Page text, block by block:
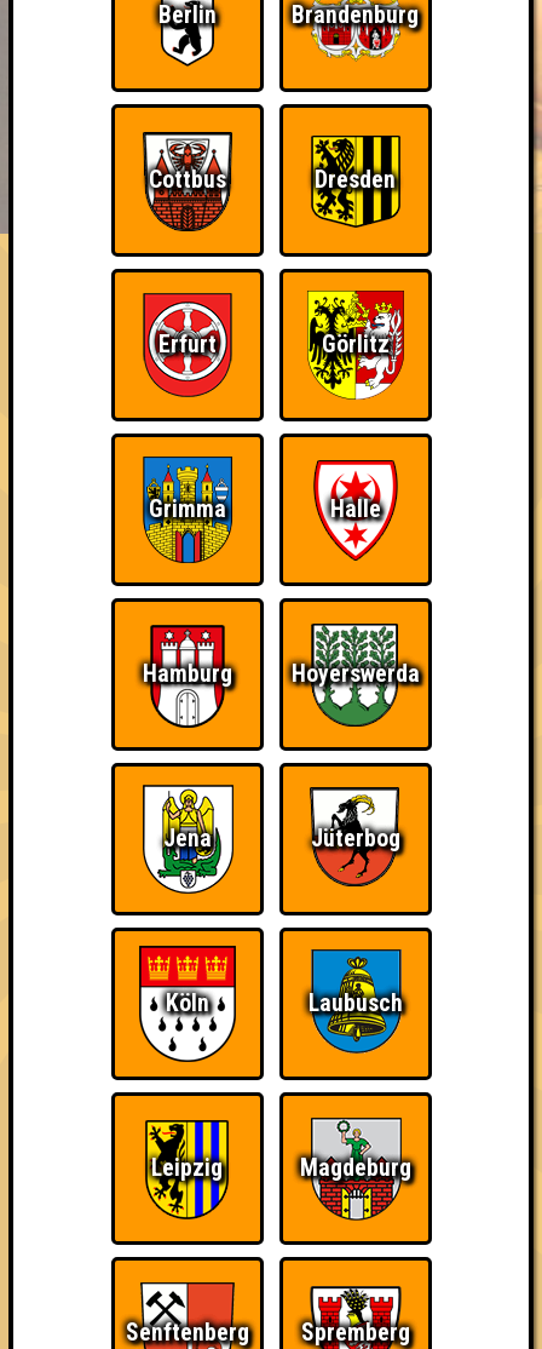
HIGHSCORE RESERVIERUNG
FAQ ÜBER UNS
Quizzing Bad
Errungenschaften
Kleiner Hinweis: bei uns sind Teams, die in einem Stechen
verlieren, trotzdem auf dem 1. Platz - den haben sie sich
schließlich verdient! Entsprechend gibt es für diese auch
Errungenschaften für den 1. Platz.
Bin ich schon drin?
Schon wieder zum
Quiz?!
Wiederzehn macht
Freude
Quizveteran
Wir sind immer bei
Nerven aus Stahl
The Amount of
damn high
Ich war da, vor 3000
Da-Da Da! Da-Da Da!
Teil der Oberschicht Knapp daneben!
Berlin Brandenburg
Cottbus Dresden
Erfurt Görlitz
Grimma Halle
Hamburg Hoyerswerda
Jena Jüterbog
Köln Laubusch
Leipzig Magdeburg
Senftenberg Spremberg